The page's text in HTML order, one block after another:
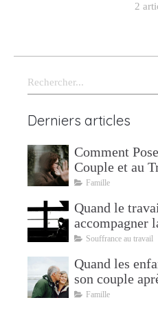
2
Rechercher
Derniers articles
Comment
Couple et au
à Mudaison
Famille
Quand le
accompagner
l'après
Souffrance au travail
Quand les
son couple
parentalité
Famille